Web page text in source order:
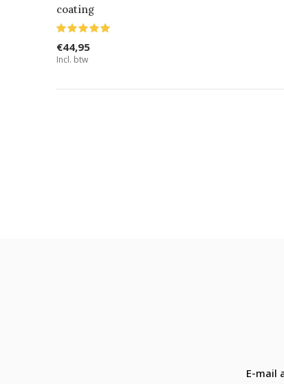
coating
€44,95
Incl. btw